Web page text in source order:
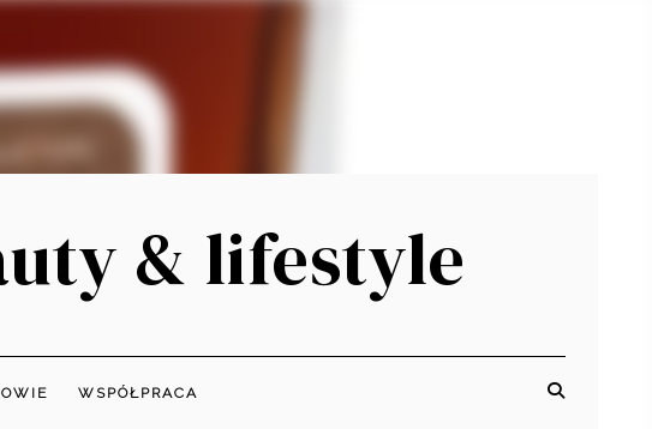
& lifestyle
WSPÓŁPRACA